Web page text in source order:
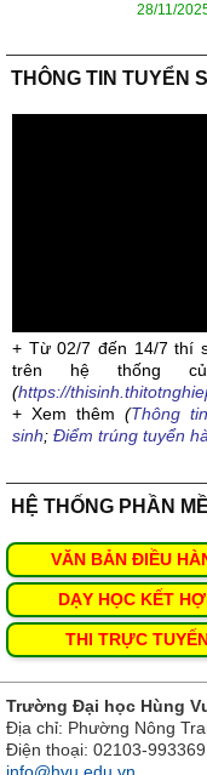
28/11/
THÔNG TIN TUYỂN
+ Từ 02/7 đến 14/7 thí
trên hệ thống
(https://
+ Xem thêm(Thông
sinh; Điểm trúng tuyển
HỆ THỐNG PHẦN
VĂN BẢN ĐIỀU
DẠY HỌC KẾT
THI TRỰC
Trường Đại học Hùng
Địa chỉ: Phường Nông
Điện thoại: 02103-